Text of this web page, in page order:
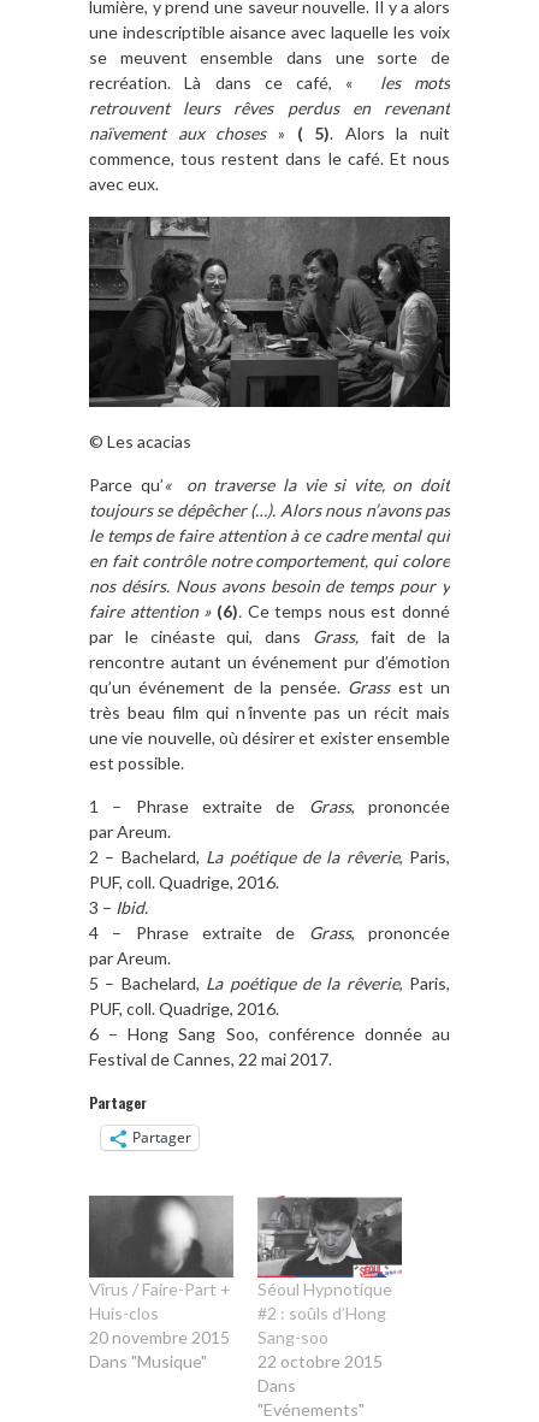
lumière, y prend une saveur nouvelle. Il y a alors
une indescriptible aisance avec laquelle les voix
se meuvent ensemble dans une sorte de
recréation. Là dans ce café, « les mots
retrouvent leurs rêves perdus en revenant
naïvement aux choses » ( 5). Alors la nuit
commence, tous restent dans le café. Et nous
avec eux.
© Les acacias
Parce qu’« on traverse la vie si vite, on doit
toujours se dépêcher (…). Alors nous n’avons pas
le temps de faire attention à ce cadre mental qui
en fait contrôle notre comportement, qui colore
nos désirs. Nous avons besoin de temps pour y
faire attention » (6). Ce temps nous est donné
par le cinéaste qui, dans Grass, fait de la
rencontre autant un événement pur d’émotion
qu’un événement de la pensée. Grass est un
très beau film qui n‘invente pas un récit mais
une vie nouvelle, où désirer et exister ensemble
est possible.
1 – Phrase extraite de Grass, prononcée
par Areum.
2 – Bachelard, La poétique de la rêverie, Paris,
PUF, coll. Quadrige, 2016.
3 – Ibid.
4 – Phrase extraite de Grass, prononcée
par Areum.
5 – Bachelard, La poétique de la rêverie, Paris,
PUF, coll. Quadrige, 2016.
6 – Hong Sang Soo, conférence donnée au
Festival de Cannes, 22 mai 2017.
Partager
Partager
Vîrus / Faire-Part +
Huis-clos
20 novembre 2015
Dans "Musique"
Séoul Hypnotique
#2 : soûls d’Hong
Sang-soo
22 octobre 2015
Dans
"Evénements"